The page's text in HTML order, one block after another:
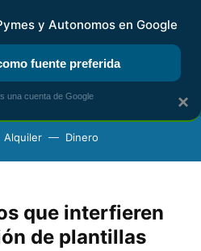
KIT DIGITAL RENTA
Alquiler Dinero
que interfieren
de plantillas
×
y Autonomos en Google
fuente preferida
una cuenta de Google